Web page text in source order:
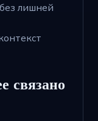
лишней
связано